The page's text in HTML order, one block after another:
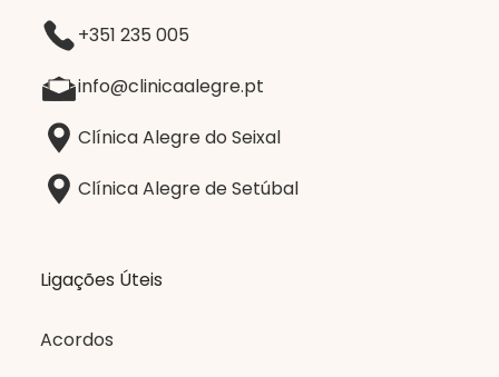
+351 235 005
info@clinicaalegre.pt
Clínica Alegre do Seixal
Clínica Alegre de Setúbal
Ligações Úteis
Acordos